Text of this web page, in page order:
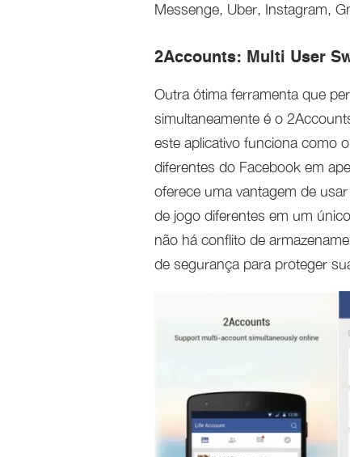
Messenge, Uber, Instagram,
2Accounts: Multi User
Outra ótima ferramenta que
simultaneamente é o
este aplicativo funciona como
diferentes do Facebook em
oferece uma vantagem de
de jogo diferentes em um
não há conflito de
de segurança para proteger